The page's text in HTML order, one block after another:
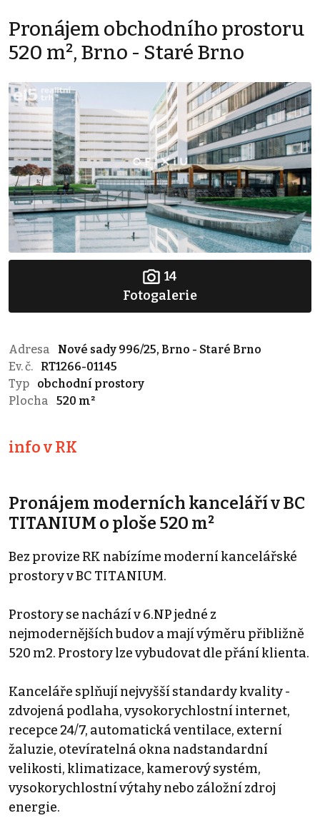
Pronájem obchodního prostoru
520 m², Brno - Staré Brno
14
Fotogalerie
Adresa
Nové sady 996/25, Brno - Staré Brno
Ev. č.
RT1266-01145
Typ
obchodní prostory
Plocha
520 m²
info v RK
Pronájem moderních kanceláří v BC
TITANIUM o ploše 520 m²
Bez provize RK nabízíme moderní kancelářské
prostory v BC TITANIUM.
Prostory se nachází v 6.NP jedné z
nejmodernějších budov a mají výměru přibližně
520 m2. Prostory lze vybudovat dle přání klienta.
Kanceláře splňují nejvyšší standardy kvality -
zdvojená podlaha, vysokorychlostní internet,
recepce 24/7, automatická ventilace, externí
žaluzie, otevíratelná okna nadstandardní
velikosti, klimatizace, kamerový systém,
vysokorychlostní výtahy nebo záložní zdroj
energie.